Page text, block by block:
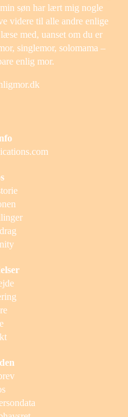
søn har lært mig nogle
videre til alle andre enlige
med, uanset om du er
singlemor, solomama –
enlig mor.